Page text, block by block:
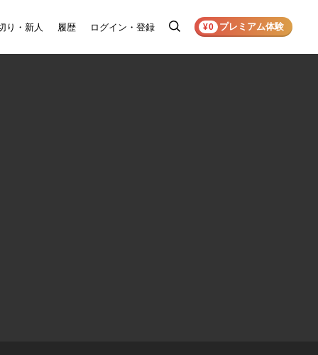
り・新人 履歴 ログイン・登録
検
¥0 プレミアム体験